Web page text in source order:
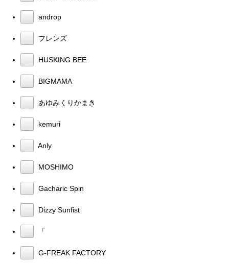
androp
フレンズ
HUSKING BEE
BIGMAMA
あゆみくりかまき
kemuri
Anly
MOSHIMO
Gacharic Spin
Dizzy Sunfist
「
G-FREAK FACTORY